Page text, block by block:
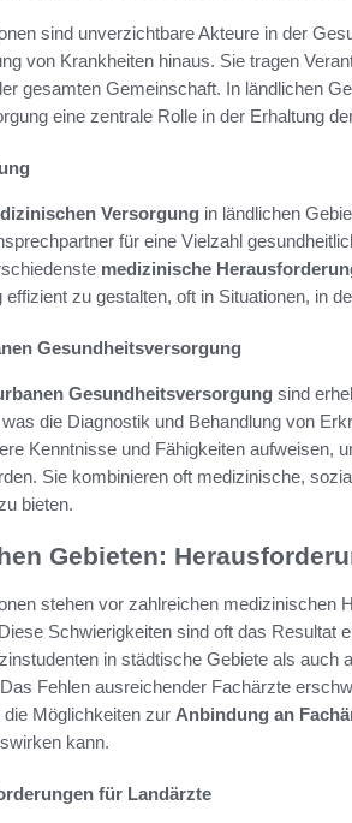
sind unverzichtbare Akteure in der
von Krankheiten hinaus. Sie tragen
gesamten Gemeinschaft. In ländlichen
eine zentrale Rolle in der Erhaltung
Versorgung in ländlichen
für eine Vielzahl
medizinische
zu gestalten, oft in Situationen, in
Gesundheitsversorgung
Gesundheitsversorgung sind
die Diagnostik und Behandlung von
Kenntnisse und Fähigkeiten aufweisen,
Sie kombinieren oft medizinische,
bieten.
Gebieten:
stehen vor zahlreichen medizinischen
Schwierigkeiten sind oft das Resultat
in städtische Gebiete als auch
Fehlen ausreichender Fachärzte
Möglichkeiten zur Anbindung an
kann.
für Landärzte